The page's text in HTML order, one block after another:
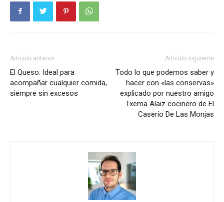
Artículo anterior
El Queso: Ideal para
acompañar cualquier comida,
siempre sin excesos
Artículo siguiente
Todo lo que podemos saber y
hacer con «las conservas»
explicado por nuestro amigo
Txema Alaiz cocinero de El
Caserío De Las Monjas